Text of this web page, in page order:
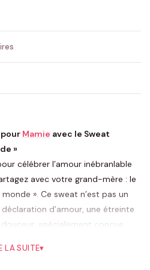
en France✅ Validation avant fabrication
Mamie avec le Sweat
»
célébrer l’amour inébranlable
avec votre grand-mère : le
». Ce sweat n’est pas un
d’amour, une étreinte
spécialement conçue
Mamie » de la boutique
LA SUITE▾